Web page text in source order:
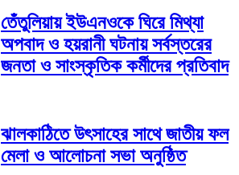
তেঁতুলিয়ায় ইউএনওকে ঘিরে মিথ্যা
অপবাদ ও হয়রানী ঘটনায় সর্বস্তরের
জনতা ও সাংস্কৃতিক কর্মীদের প্রতিবাদ
ঝালকাঠিতে উৎসাহের সাথে জাতীয় ফল
মেলা ও আলোচনা সভা অনুষ্ঠিত